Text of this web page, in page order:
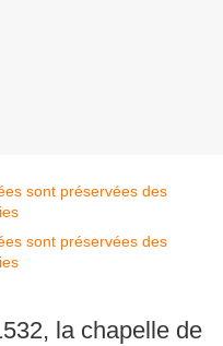
la chapelle de